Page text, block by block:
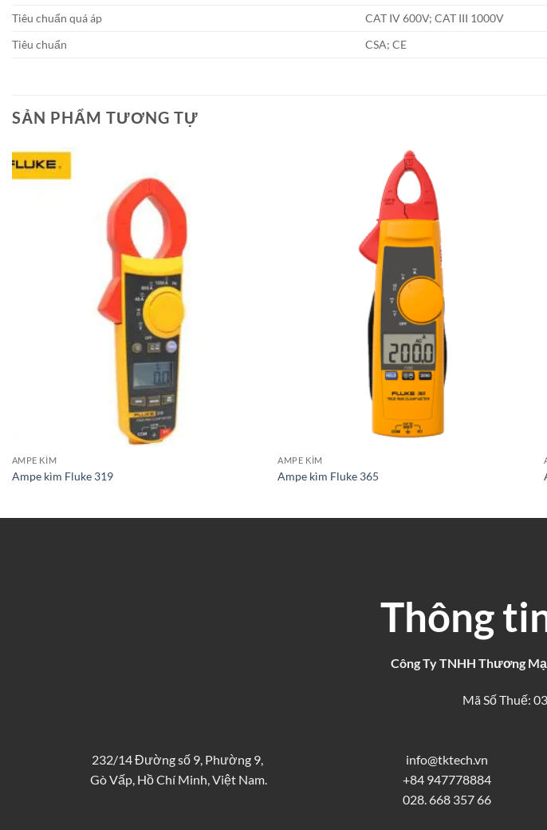
Tiêu chuẩn quá áp
CAT IV 600V; CAT III 1000V
Tiêu chuẩn
CSA; CE
SẢN PHẨM TƯƠNG TỰ
AMPE KÌM
Ampe kìm Fluke 319
AMPE KÌM
Ampe kìm Fluke 365
Thông
Công Ty TNHH Thương
Mã Số Thuế:
232/14 Đường số 9, Phường 9,
Gò Vấp, Hồ Chí Minh, Việt Nam.
info@tktech.vn
+84 947778884
028. 668 357 66